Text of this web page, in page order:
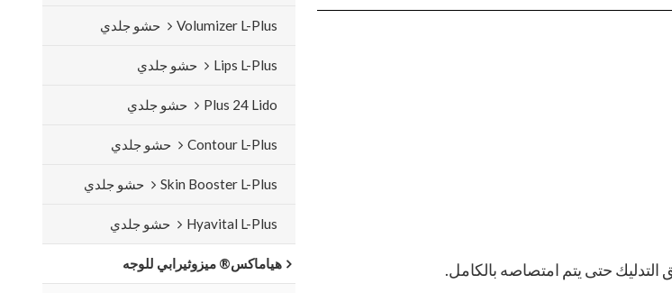
Volumizer L-Plus حشو جلدي
Lips L-Plus حشو جلدي
Plus 24 Lido حشو جلدي
Contour L-Plus حشو جلدي
Skin Booster L-Plus حشو جلدي
Hyavital L-Plus حشو جلدي
هياماكس® ميزوثيرابي للوجه حتى يتم امتصاصه بالكامل.